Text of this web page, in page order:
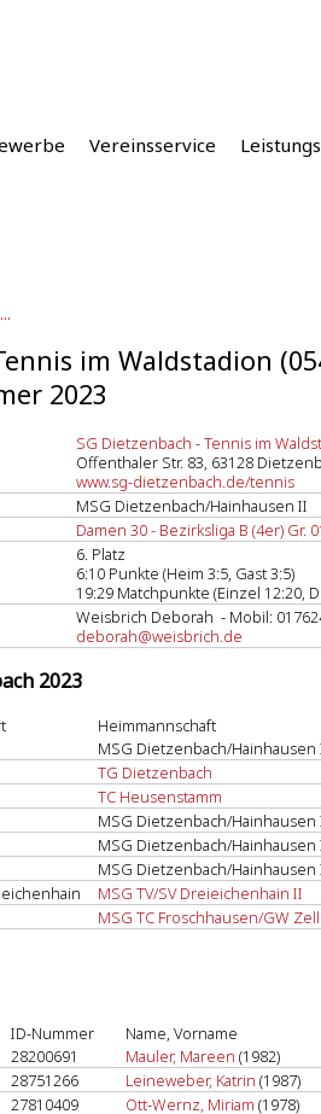
Vereinsservice
im Waldstadion
2023
SG Dietzenbach - Tennis im
Offenthaler Str. 83, 63128
www.sg-dietzenbach.de/tennis
MSG Dietzenbach/Hainhausen II
Damen 30 - Bezirksliga B (4er) Gr.
6. Platz
6:10 Punkte (Heim 3:5, Gast 3:5)
19:29 Matchpunkte (Einzel 12:20,
Weisbrich Deborah - Mobil:
deborah@weisbrich.de
2023
Heimmannschaft
MSG Dietzenbach/Hainhausen
TG Dietzenbach
TC Heusenstamm
MSG Dietzenbach/Hainhausen
MSG Dietzenbach/Hainhausen
MSG Dietzenbach/Hainhausen
MSG TV/SV Dreieichenhain II
MSG TC Froschhausen/GW
ID-Nummer Name, Vorname
28200691 Mauler, Mareen (1982)
28751266 Leineweber, Katrin (1987)
27810409 Ott-Wernz, Miriam (1978)